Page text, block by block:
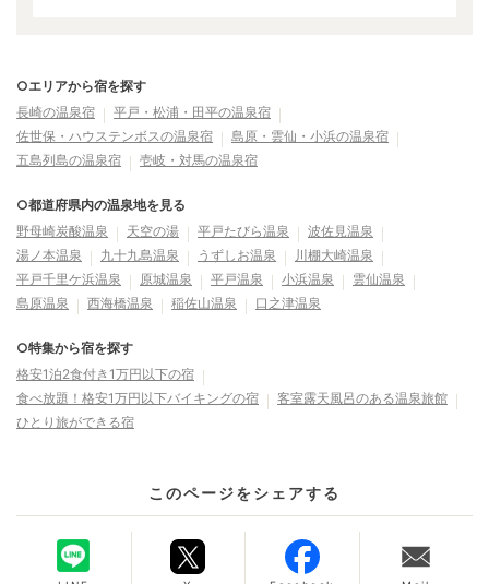
○エリアから宿を探す
長崎の温泉宿
平戸・松浦・田平の温泉宿
佐世保・ハウステンボスの温泉宿
島原・雲仙・小浜の温泉宿
五島列島の温泉宿
壱岐・対馬の温泉宿
○都道府県内の温泉地を見る
野母崎炭酸温泉
天空の湯 平戸たびら温泉
波佐見温泉
湯ノ本温泉
九十九島温泉 うずしお温泉
川棚大崎温泉
平戸千里ケ浜温泉
原城温泉 平戸温泉 小浜温泉
雲仙温泉
島原温泉
西海橋温泉 稲佐山温泉 口之津温泉
○特集から宿を探す
格安1泊2食付き1万円以下の宿
食べ放題！格安1万円以下バイキングの宿
客室露天風呂のある温泉旅館
ひとり旅ができる宿
このページをシェアする